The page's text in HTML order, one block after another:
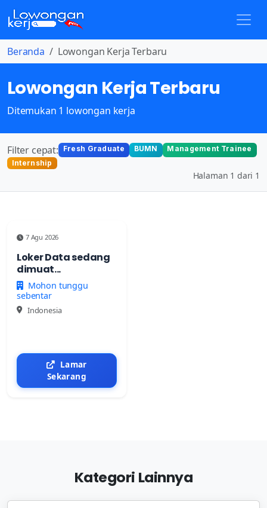
Beranda Lowongan Kerja Terbaru
Lowongan Kerja Terbaru
Ditemukan 1 lowongan kerja
Filter cepat: Fresh Graduate BUMN
Management Trainee
Internship
Halaman 1 dari 1
7 Agu 2026
Loker Data sedang
dimuat...
Mohon tunggu
sebentar
Indonesia
Lamar
Sekarang
Kategori Lainnya